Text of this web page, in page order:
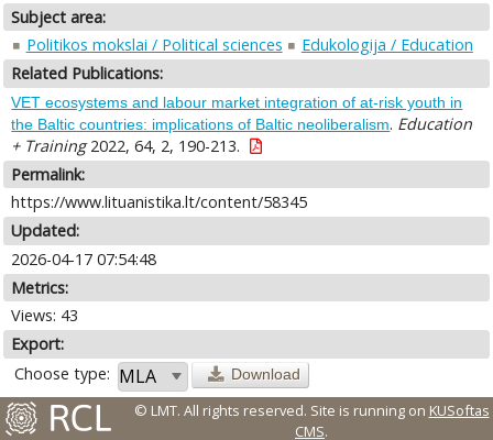
Subject area:
Politikos mokslai / Political sciences
Edukologija / Education
Related Publications:
VET ecosystems and labour market integration of at-risk youth in
the Baltic countries: implications of Baltic neoliberalism. Education
+ Training2022, 64, 2, 190-213.
Permalink:
https://www.lituanistika.lt/content/58345
Updated:
2026-04-17 07:54:48
Metrics:
Views: 43
Export:
Choose type:
Download
© LMT. All rights reserved. Site is running on KUSoftas
CMS.